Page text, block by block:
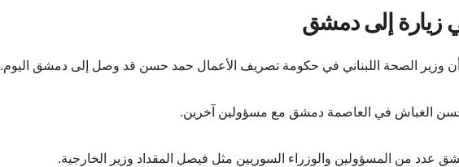
زيارة إلى دمشق
أن وزير الصحة اللبناني في حكومة تصريف الأعمال حمد حسن قد وصل إلى دمشق اليوم.
الغباش في العاصمة دمشق مع مسؤولين آخرين.
عدد من المسؤولين والوزراء السوريين مثل فيصل المقداد وزير الخارجية.